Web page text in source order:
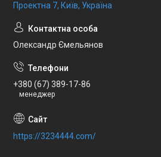
Проектна 7, Київ, Україна
Олександр Ємельянов
+380 (67) 389-17-86
менеджер
https://3234444.com/